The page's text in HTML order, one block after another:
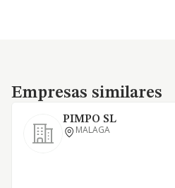
Empresas similares
Empresas similares
PIMPO SL
MALAGA